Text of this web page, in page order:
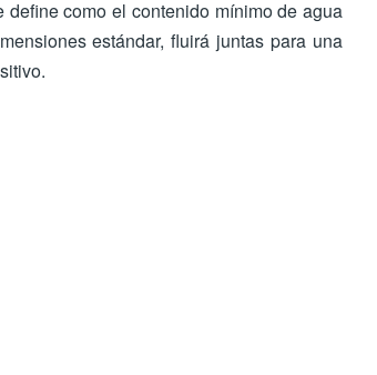
como el contenido mínimo de agua
estándar, fluirá juntas para una